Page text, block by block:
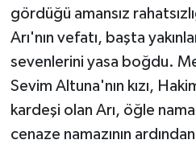
gördüğü amansız
Arı'nın vefatı, başta
sevenlerini yasa boğdu.
Sevim Altuna'nın kızı,
kardeşi olan Arı, öğle
cenaze namazının